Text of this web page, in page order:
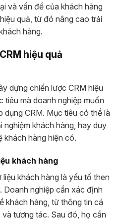
và vấn đề của khách hàng
quả, từ đó nâng cao trải
hàng.
hiệu quả
dựng chiến lược CRM hiệu
tiêu mà doanh nghiệp muốn
CRM. Mục tiêu có thể là
nghiệm khách hàng, hay duy
khách hàng hiện có.
khách hàng
khách hàng là yếu tố then
Doanh nghiệp cần xác định
khách hàng, từ thông tin cá
tương tác. Sau đó, họ cần